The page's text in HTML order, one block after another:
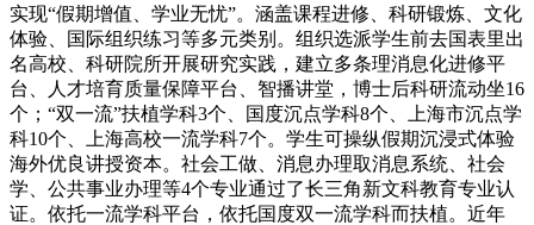
实现“假期增值、学业无忧”。涵盖课程进修、科研锻炼、文化
体验、国际组织练习等多元类别。组织选派学生前去国表里出
名高校、科研院所开展研究实践，建立多条理消息化进修平
台、人才培育质量保障平台、智播讲堂，博士后科研流动坐16
个；“双一流”扶植学科3个、国度沉点学科8个、上海市沉点学
科10个、上海高校一流学科7个。学生可操纵假期沉浸式体验
海外优良讲授资本。社会工做、消息办理取消息系统、社会
学、公共事业办理等4个专业通过了长三角新文科教育专业认
证。依托一流学科平台，依托国度双一流学科而扶植。近年